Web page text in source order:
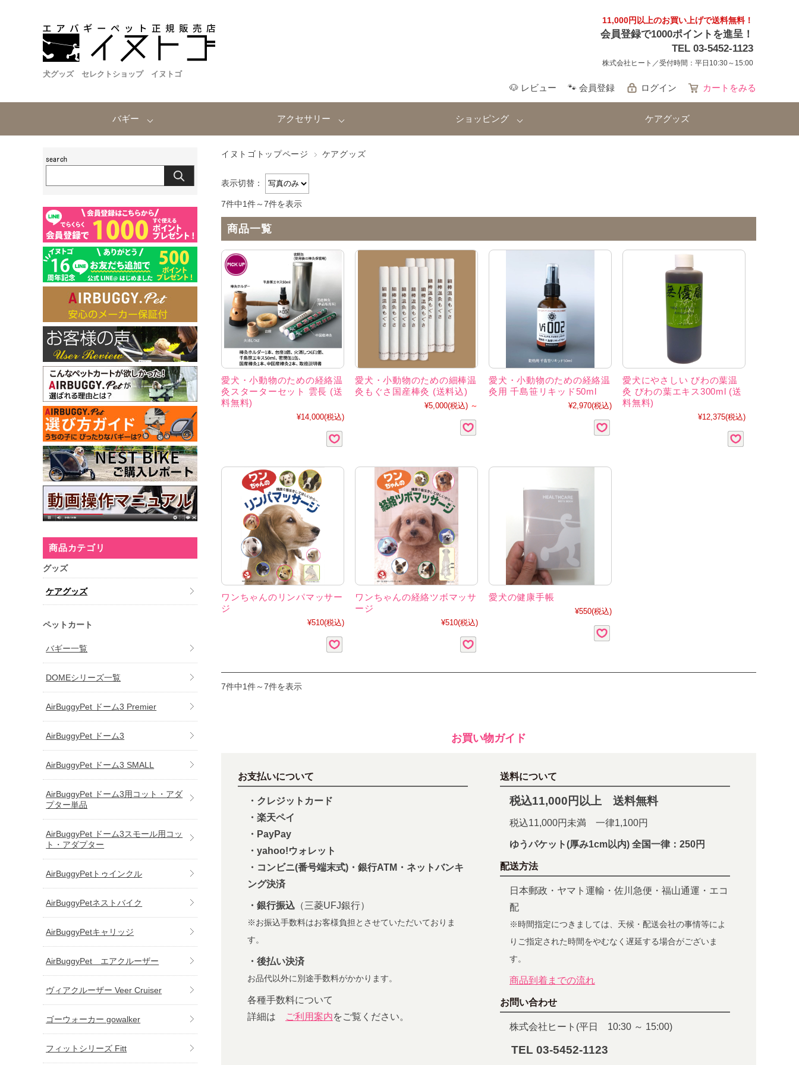
犬グッズ セレクトショップ イヌトゴ
11,000円以上のお買い上げで送料無料！
会員登録で1000ポイントを進呈！
TEL 03-5452-1123
株式会社ヒート／受付時間：平日10:30～15:00
🐶 レビュー 🐾 会員登録 ログイン カートをみる
バギー アクセサリー ショッピング ケアグッズ
イヌトゴトップページ ケアグッズ
表示切替：
7件中1件～7件を表示
商品一覧
愛犬・小動物のための経絡温
灸スターターセット 雲長 (送
料無料)
¥14,000(税込)
愛犬・小動物のための細棒温
灸もぐさ国産棒灸 (送料込)
¥5,000(税込) ～
愛犬・小動物のための経絡温
灸用 千島笹リキッド50ml
¥2,970(税込)
愛犬にやさしい びわの葉温
灸 びわの葉エキス300ml (送
料無料)
¥12,375(税込)
ワンちゃんのリンパマッサー
ジ
¥510(税込)
ワンちゃんの経絡ツボマッサ
ージ
¥510(税込)
愛犬の健康手帳
¥550(税込)
7件中1件～7件を表示
お買い物ガイド
お支払いについて
・クレジットカード
・楽天ペイ
・PayPay
・yahoo!ウォレット
・コンビニ(番号端末式)・銀行ATM・ネットバンキ
ング決済
・銀行振込 （三菱UFJ銀行）
※お振込手数料はお客様負担とさせていただいておりま
す。
・後払い決済
お品代以外に別途手数料がかかります。
各種手数料について
詳細は
ご利用案内をご覧ください。
送料について
税込11,000円以上 送料無料
税込11,000円未満 一律1,100円
ゆうパケット(厚み1cm以内) 全国一律：250円
配送方法
日本郵政・ヤマト運輸・佐川急便・福山通運・エコ
配
※時間指定につきましては、天候・配送会社の事情等によ
りご指定された時間をやむなく遅延する場合がございま
す。
商品到着までの流れ
お問い合わせ
株式会社ヒート(平日 10:30 ～ 15:00)
TEL 03-5452-1123
商品カテゴリ
グッズ
ケアグッズ
ペットカート
バギー一覧
DOMEシリーズ一覧
AirBuggyPet ドーム3 Premier
AirBuggyPet ドーム3
AirBuggyPet ドーム3 SMALL
AirBuggyPet ドーム3用コット・アダ
プター単品
AirBuggyPet ドーム3スモール用コッ
ト・アダプター
AirBuggyPetトゥインクル
AirBuggyPetネストバイク
AirBuggyPetキャリッジ
AirBuggyPet エアクルーザー
ヴィアクルーザー Veer Cruiser
ゴーウォーカー gowalker
フィットシリーズ Fitt